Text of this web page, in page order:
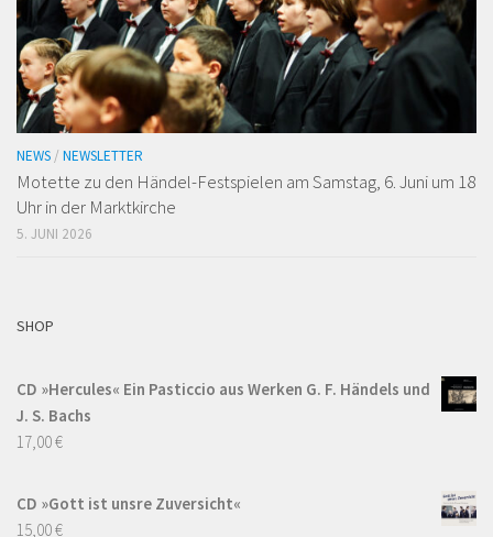
NEWS / NEWSLETTER
Motette zu den Händel-Festspielen am Samstag, 6. Juni um 18
Uhr in der Marktkirche
5. JUNI 2026
SHOP
CD »Hercules« Ein Pasticcio aus Werken G. F. Händels und
J. S. Bachs
17,00€
CD »Gott ist unsre Zuversicht«
15,00€